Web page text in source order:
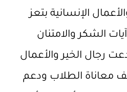
الإنسانية بتعز
الشكر والامتنان
رجال الخير والأعمال
معاناة الطلاب ودعم